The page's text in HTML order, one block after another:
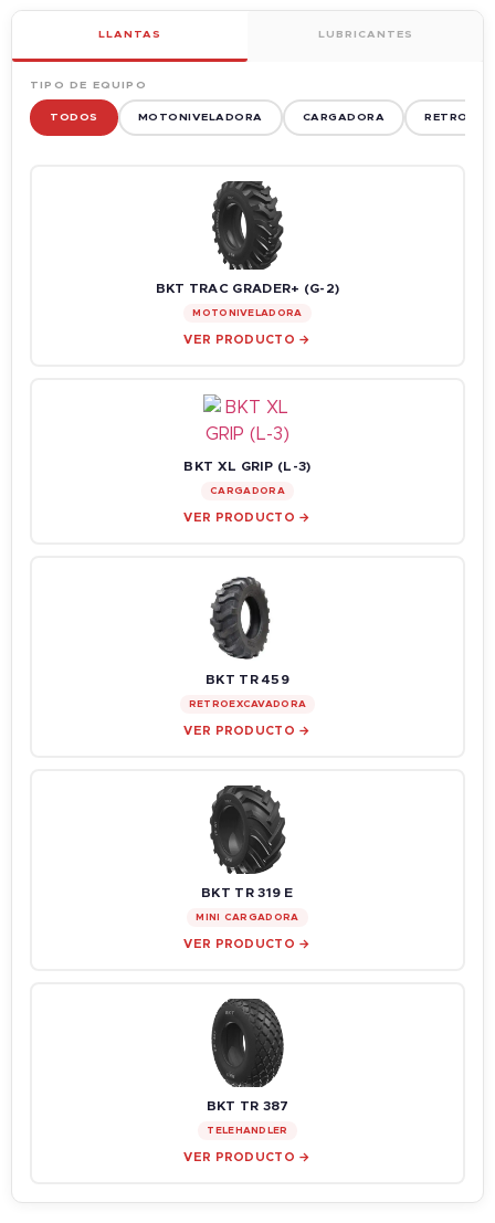
LLANTAS LUBRICANTES
TIPO DE EQUIPO
TODOS MOTONIVELADORA CARGADORA
BKT TRAC GRADER+ (G-2)
MOTONIVELADORA
VER PRODUCTO →
BKT XL GRIP (L-3)
CARGADORA
VER PRODUCTO →
BKT TR 459
RETROEXCAVADORA
VER PRODUCTO →
BKT TR 319 E
MINI CARGADORA
VER PRODUCTO →
BKT TR 387
TELEHANDLER
VER PRODUCTO →